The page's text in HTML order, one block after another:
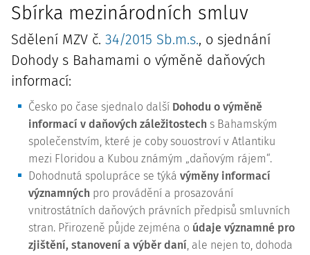
Sbírka mezinárodních smluv
Sdělení MZV č. 34/2015 Sb.m.s., o sjednání
Dohody s Bahamami o výměně daňových
informací:
Česko po čase sjednalo další Dohodu o výměně
informací v daňových záležitostech s Bahamským
společenstvím, které je coby souostroví v Atlantiku
mezi Floridou a Kubou známým „daňovým rájem“.
Dohodnutá spolupráce se týká výměny informací
významných pro provádění a prosazování
vnitrostátních daňových právních předpisů smluvních
stran. Přirozeně půjde zejména o údaje významné pro
zjištění, stanovení a výběr daní, ale nejen to, dohoda